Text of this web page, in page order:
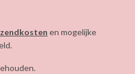
en mogelijke